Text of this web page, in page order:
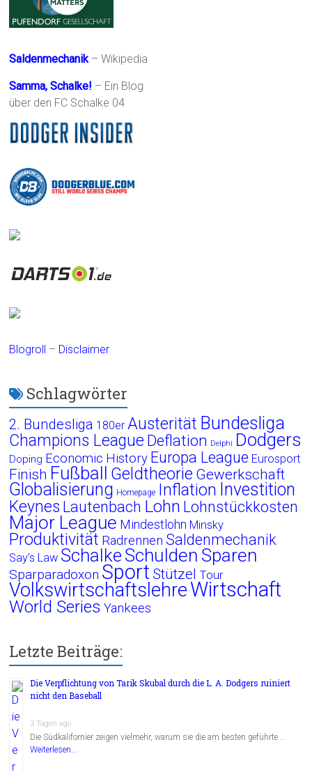
Saldenmechanik– Wikipedia
Samma, Schalke! – Ein Blog
über den FC Schalke 04
Blogroll – Disclaimer
Schlagwörter
2. Bundesliga 180er Austerität Bundesliga
Champions League Deflation Delphi Dodgers
Doping Economic History Europa League Eurosport
Finish Fußball Geldtheorie Gewerkschaft
Globalisierung Homepage Inflation Investition
Keynes Lautenbach Lohn Lohnstückkosten
Major League Mindestlohn Minsky
Produktivität Radrennen Saldenmechanik
Say's Law Schalke Schulden Sparen
Sparparadoxon Sport Stützel Tour
VolkswirtschaftslehreWirtschaft
World Series Yankees
Letzte Beiträge:
Die Verpflichtung von Tarik Skubal durch die L. A. Dodgers ruiniert
nicht den Baseball
3 Tagen ago
Die Südkalifornier zeigen vielmehr, warum sie die am besten geführte …
Weiterlesen...